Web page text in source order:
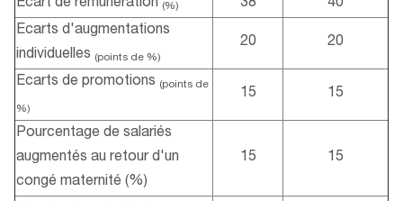
Ecart de rémunération (%) 38
40
Ecarts d'augmentations
individuelles (points de %)
20 20
Ecarts de promotions (points de
%)
15 15
Pourcentage de salariés
augmentés au retour d'un
congé maternité (%)
15 15